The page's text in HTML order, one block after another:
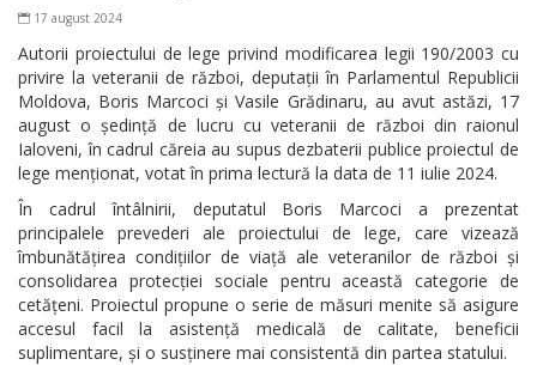
17 august 2024
Autorii proiectului de lege privind modificarea legii 190/2003 cu
privire la veteranii de război, deputații în Parlamentul Republicii
Moldova, Boris Marcoci și Vasile Grădinaru, au avut astăzi, 17
august o ședință de lucru cu veteranii de război din raionul
Ialoveni, în cadrul căreia au supus dezbaterii publice proiectul de
lege menționat, votat în prima lectură la data de 11 iulie 2024.
În cadrul întâlnirii, deputatul Boris Marcoci a prezentat
principalele prevederi ale proiectului de lege, care vizează
îmbunătățirea condițiilor de viață ale veteranilor de război și
consolidarea protecției sociale pentru această categorie de
cetățeni. Proiectul propune o serie de măsuri menite să asigure
accesul facil la asistență medicală de calitate, beneficii
suplimentare, și o susținere mai consistentă din partea statului.